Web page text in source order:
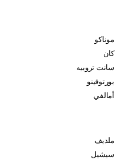
موناكو
كان
سانت تروبيه
بورتوفينو
أمالفي
ملديف
سيشيل